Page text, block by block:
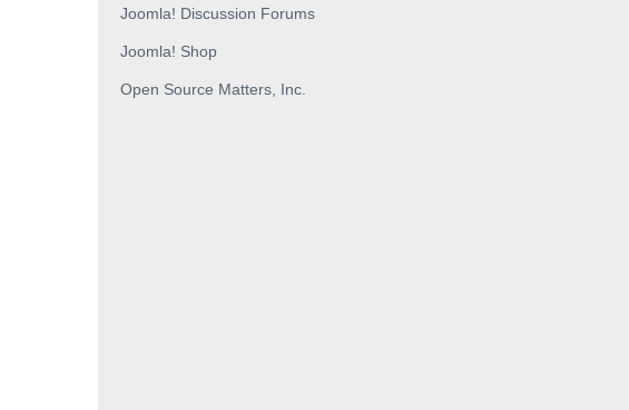
Joomla! Discussion Forums
Joomla! Shop
Open Source Matters, Inc.